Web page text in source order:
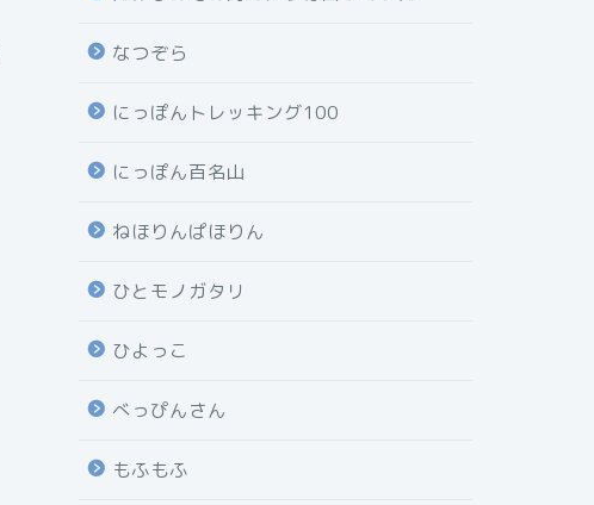
なつぞら
にっぽんトレッキング100
にっぽん百名山
ねほりんぱほりん
ひとモノガタリ
ひよっこ
べっぴんさん
もふもふ